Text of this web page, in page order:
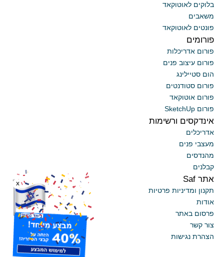
בלוקים לאוטוקאד
משאבים
פונטים לאוטוקאד
פורומים
פורום אדריכלות
פורום עיצוב פנים
הום סטיילינג
פורום סטודנטים
פורום אוטוקאד
פורום SketchUp
אינדקסים ורשימות
אדריכלים
מעצבי פנים
מהנדסים
קבלנים
אתר Saf
תקנון ומדיניות פרטיות
אודות
פרסום באתר
צור קשר
הצהרת נגישות
x